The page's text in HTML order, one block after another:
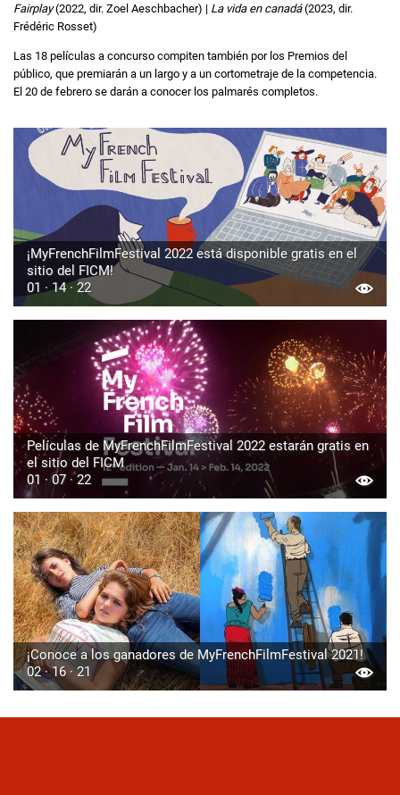
Fairplay(2022, dir. Zoel Aeschbacher) | La vida en canadá(2023, dir.
Frédéric Rosset)
Las 18 películas a concurso compiten también por los Premios del
público, que premiarán a un largo y a un cortometraje de la competencia.
El 20 de febrero se darán a conocer los palmarés completos.
¡MyFrenchFilmFestival 2022 está disponible gratis en el
sitio del FICM!
01 · 14 · 22
Películas de MyFrenchFilmFestival 2022 estarán gratis en
el sitio del FICM
01 · 07 · 22
¡Conoce a los ganadores de MyFrenchFilmFestival 2021!
02 · 16 · 21